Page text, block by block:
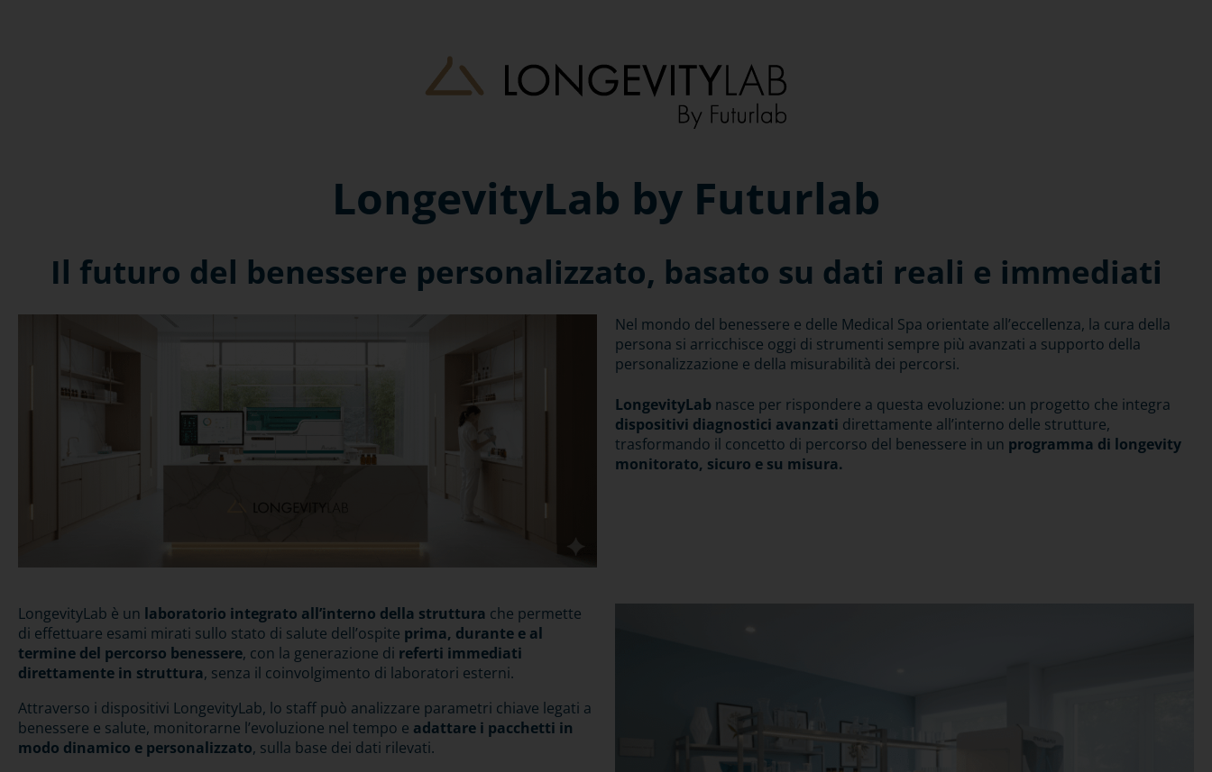
LongevityLab by Futurlab
Il futuro del benessere personalizzato, basato su dati reali e immediati
Nel mondo del benessere e delle Medical Spa orientate all’eccellenza, la cura della
persona si arricchisce oggi di strumenti sempre più avanzati a supporto della
personalizzazione e della misurabilità dei percorsi.
LongevityLab nasce per rispondere a questa evoluzione: un progetto che integra
dispositivi diagnostici avanzati direttamente all’interno delle strutture,
trasformando il concetto di percorso del benessere in un programma di longevity
monitorato, sicuro e su misura.
LongevityLab è un laboratorio integrato all’interno della struttura che permette
di effettuare esami mirati sullo stato di salute dell’ospite prima, durante e al
termine del percorso benessere, con la generazione di referti immediati
direttamente in struttura, senza il coinvolgimento di laboratori esterni.
Attraverso i dispositivi LongevityLab, lo staff può analizzare parametri chiave legati a
benessere e salute, monitorarne l’evoluzione nel tempo e adattare i pacchetti in
modo dinamico e personalizzato, sulla base dei dati rilevati.